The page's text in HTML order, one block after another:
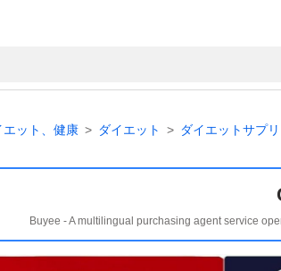
エット、健康 ダイエット ダイエットサプリ
Buyee - A multilingual purchasing agent service